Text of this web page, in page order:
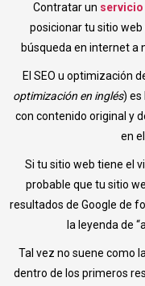
Contratar un servicio
posicionar tu sitio
búsqueda en internet a
El SEO u optimización
optimización en inglés) es
con contenido original y
en
Si tu sitio web tiene el
probable que tu sitio
resultados de Google de
la leyenda de
Tal vez no suene como
dentro de los primeros